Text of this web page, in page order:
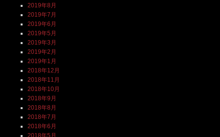
2019年8月
2019年7月
2019年6月
2019年5月
2019年3月
2019年2月
2019年1月
2018年12月
2018年11月
2018年10月
2018年9月
2018年8月
2018年7月
2018年6月
2018年5月